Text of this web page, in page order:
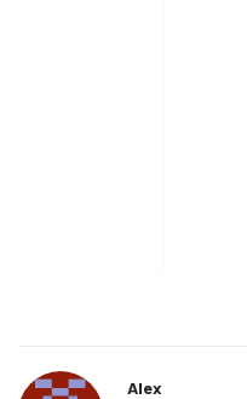
Alex